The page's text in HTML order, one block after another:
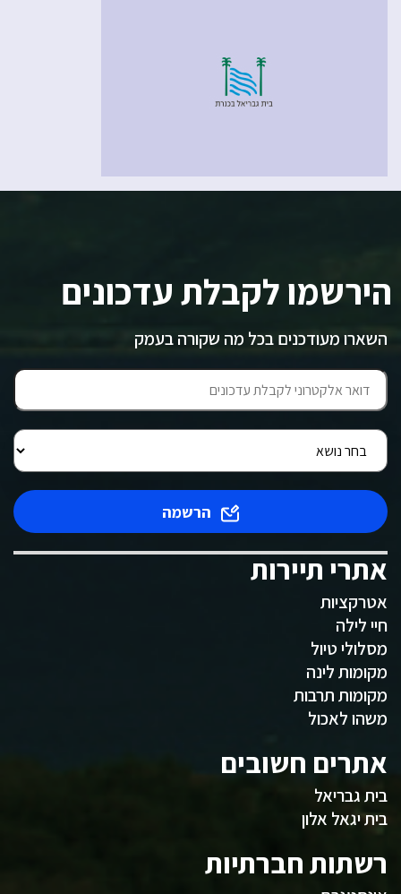
הירשמו לקבלת עדכונים
השארו מעודכנים בכל מה שקורה בעמק
הרשמה
אתרי תיירות
אטרקציות
חיי לילה
מסלולי טיול
מקומות לינה
מקומות תרבות
משהו לאכול
אתרים חשובים
בית גבריאל
בית יגאל אלון
רשתות חברתיות